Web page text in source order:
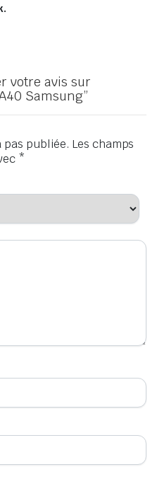
votre avis sur
Samsung”
pas publiée. Les champs
*